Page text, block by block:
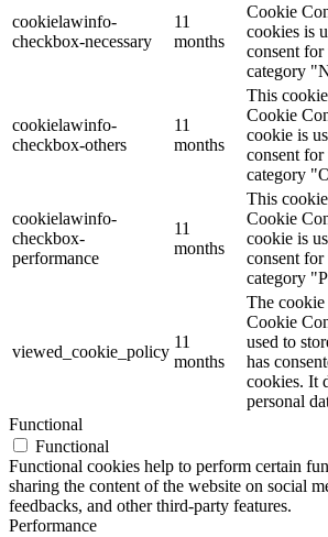
cookielawinfo-
checkbox-necessary
11
months
Cookie
cookies is
consent
category
cookielawinfo-
checkbox-others
11
months
This
Cookie
cookie is
consent
category
cookielawinfo-
checkbox-
performance
11
months
This
Cookie
cookie is
consent
category
viewed_cookie_policy
11
months
The cookie
Cookie
used to
has
cookies. It
personal
Functional
Functional
Functional cookies help to perform certain
sharing the content of the website on social
feedbacks, and other third-party features.
Performance